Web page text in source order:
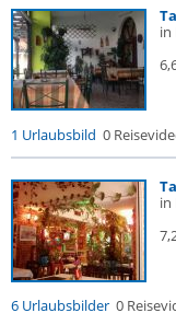
in
1 Urlaubsbild 0
in
6 Urlaubsbilder 0